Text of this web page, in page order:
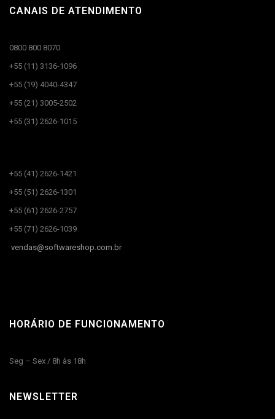
CANAIS DE ATENDIMENTO
0800 800 8070
+55 (11) 3136-1096
+55 (19) 4040-4347
+55 (21) 3005-2502
+55 (31) 2626-1015
+55 (41) 2626-1421
+55 (51) 2626-1301
+55 (61) 2626-2757
+55 (71) 2626-1039
vendas@softwareshop.com.br
HORÁRIO DE FUNCIONAMENTO
Seg – Sex / 8h às 18h
NEWSLETTER